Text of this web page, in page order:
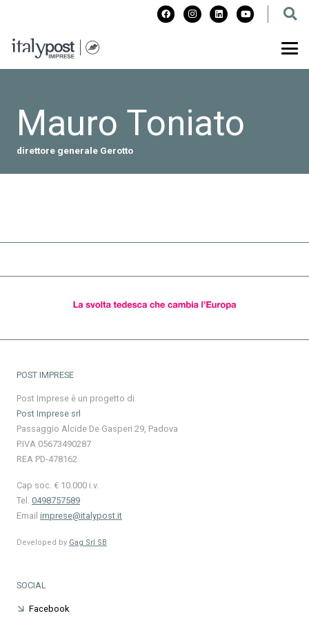
Mauro Toniato
direttore generale Gerotto
POST IMPRESE
Post Imprese è un progetto di
Post Imprese srl
Passaggio Alcide De Gasperi 29, Padova
P.IVA 05673490287
REA PD-478162
Cap soc. € 10.000 i.v.
Tel. 0498757589
Email imprese@italypost.it
Developed by Gag Srl SB
SOCIAL
Facebook